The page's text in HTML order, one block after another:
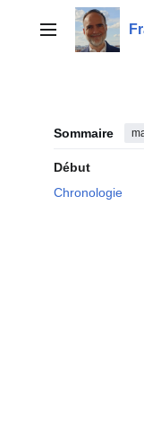
contenuMenu principal
Sommaire
Début
Chronologie